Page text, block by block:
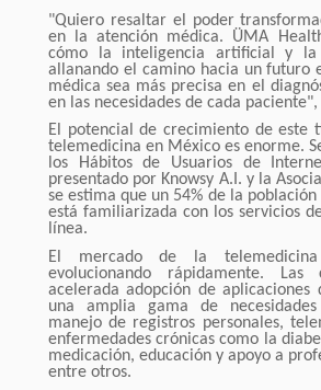
"Quiero resaltar el poder
en la atención médica. ÜMA
cómo la inteligencia artificial y la
allanando el camino hacia un futuro
médica sea más precisa en el
en las necesidades de cada paciente",
El potencial de crecimiento de este
telemedicina en México es enorme.
los Hábitos de Usuarios de
presentado por Knowsy A.I. y la
se estima que un 54% de la
está familiarizada con los servicios
línea.
El mercado de la
evolucionando rápidamente.
acelerada adopción de aplicaciones
una amplia gama de
manejo de registros personales,
enfermedades crónicas como la
medicación, educación y apoyo a
entre otros.